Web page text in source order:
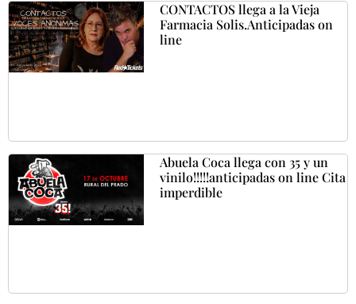
CONTACTOS llega a la Vieja
Farmacia Solis.Anticipadas on
line
Abuela Coca llega con 35 y un
vinilo!!!!!anticipadas on line Cita
imperdible